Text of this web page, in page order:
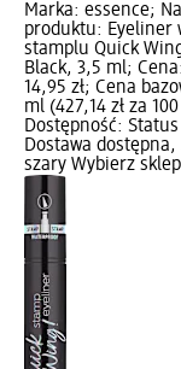
Marka: essence;
produktu: Eyeliner
stamplu Quick
Black, 3,5 ml; Cena:
14,95 zł; Cena
ml (427,14 zł za
Dostępność:
Dostawa dostępna,
szary Wybierz